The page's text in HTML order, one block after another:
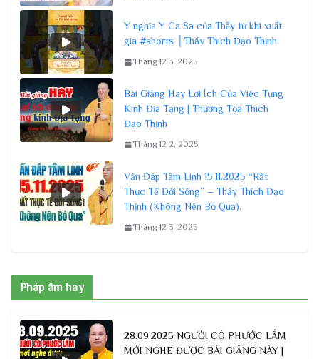
Ý nghĩa Y Ca Sa của Thầy từ khi xuất
gia #shorts │Thầy Thích Đạo Thịnh
Tháng 12 3, 2025
Bài Giảng Hay Lợi Ích Của Việc Tụng
Kinh Địa Tạng | Thượng Tọa Thích
Đạo Thịnh
Tháng 12 2, 2025
Vấn Đáp Tâm Linh 15.11.2025 “Rất
Thực Tế Đời Sống” – Thầy Thích Đạo
Thịnh (Không Nên Bỏ Qua).
Tháng 12 3, 2025
Pháp âm hay
28.09.2025 NGƯỜI CÓ PHƯỚC LẮM
MỚI NGHE ĐƯỢC BÀI GIẢNG NÀY |